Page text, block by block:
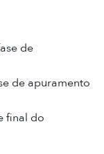
de
de apuramento
final do